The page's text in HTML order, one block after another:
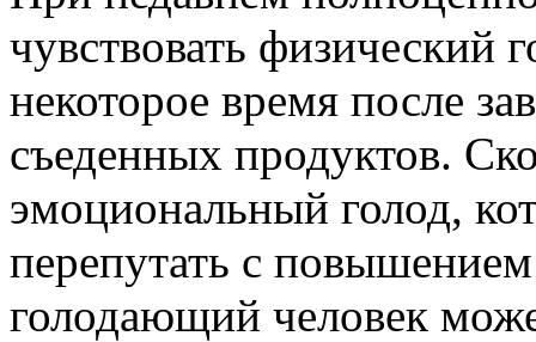
чувствовать физический
некоторое время после
съеденных продуктов.
эмоциональный голод,
перепутать с
голодающий человек